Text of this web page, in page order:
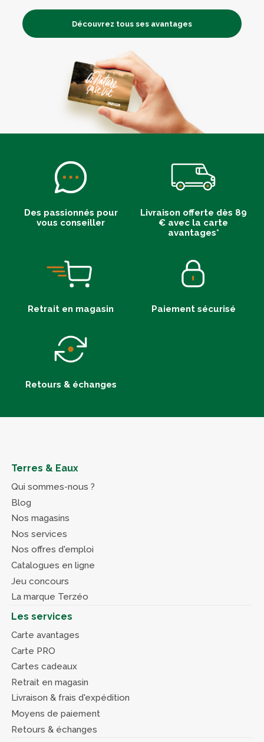
Découvrez tous ses avantages
Des passionnés pour
vous conseiller
Livraison offerte dès 89
€ avec la carte
avantages*
Retrait en magasin Paiement sécurisé
Retours & échanges
Terres & Eaux
Qui sommes-nous ?
Blog
Nos magasins
Nos services
Nos offres d'emploi
Catalogues en ligne
Jeu concours
La marque Terzéo
Les services
Carte avantages
Carte PRO
Cartes cadeaux
Retrait en magasin
Livraison & frais d'expédition
Moyens de paiement
Retours & échanges